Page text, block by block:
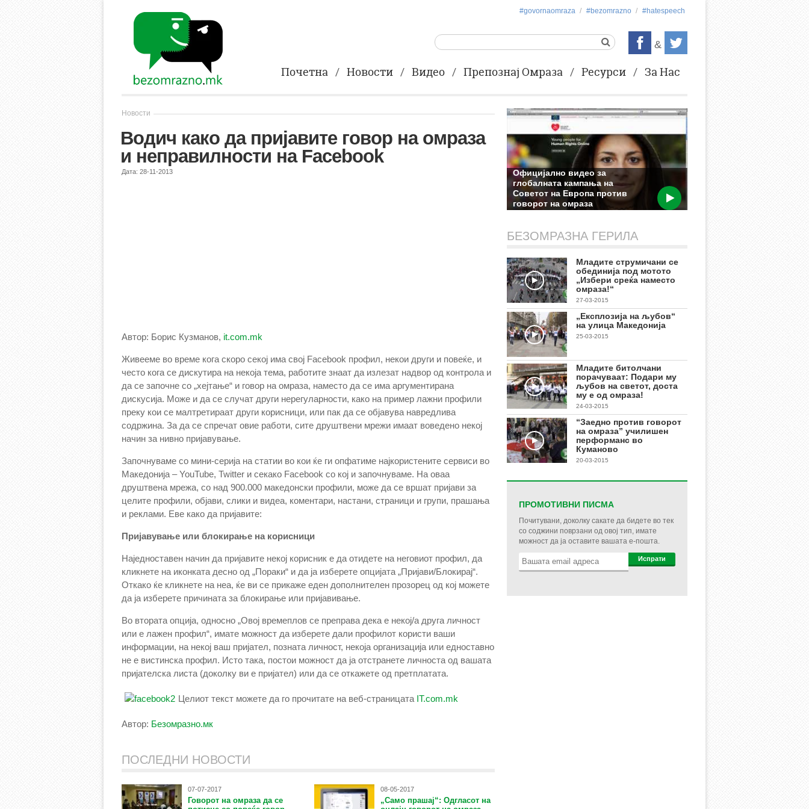
#govornaomraza #bezоmrazno #hatespeech
&
Почетна Новости Видео Препознај Омраза Ресурси За Нас
Новости
Водич како да пријавите говор на омраза
и неправилности на Facebook
Дата: 28-11-2013
Автор: Борис Кузманов, it.com.mk
Живееме во време кога скоро секој има свој Facebook профил, некои други и повеќе, и
често кога се дискутира на некоја тема, работите знаат да излезат надвор од контрола и
да се започне со „хејтање“ и говор на омраза, наместо да се има аргументирана
дискусија. Може и да се случат други нерегуларности, како на пример лажни профили
преку кои се малтретираат други корисници, или пак да се објавува навредлива
содржина. За да се спречат овие работи, сите друштвени мрежи имаат воведено некој
начин за нивно пријавување.
Започнуваме со мини-серија на статии во кои ќе ги опфатиме најкористените сервиси во
Македонија – YouTube, Twitter и секако Facebook со кој и започнуваме. На оваа
друштвена мрежа, со над 900.000 македонски профили, може да се вршат пријави за
целите профили, објави, слики и видеа, коментари, настани, страници и групи, прашања
и реклами. Еве како да пријавите:
Пријавување или блокирање на корисници
Наједноставен начин да пријавите некој корисник е да отидете на неговиот профил, да
кликнете на иконката десно од „Пораки“ и да ја изберете опцијата „Пријави/Блокирај“.
Откако ќе кликнете на неа, ќе ви се прикаже еден дополнителен прозорец од кој можете
да ја изберете причината за блокирање или пријавивање.
Во втората опција, односно „Овој времеплов се преправа дека е некој/а друга личност
или е лажен профил“, имате можност да изберете дали профилот користи ваши
информации, на некој ваш пријател, позната личност, некоја организација или едноставно
не е вистинска профил. Исто така, постои можност да ја отстранете личноста од вашата
пријателска листа (доколку ви е пријател) или да се откажете од претплатата.
Целиот текст можете да го прочитате на веб-страницата IT.com.mk
Автор: Безомразно.мк
ПОСЛЕДНИ НОВОСТИ
07-07-2017
Говорот на омраза да се
08-05-2017
„Само прашај“: Одгласот на
Официјално видео за
глобалната кампања на
Советот на Европа против
говорот на омраза
БЕЗОМРАЗНА ГЕРИЛА
Младите струмичани се
обединија под мотото
„Избери среќа наместо
омраза!“
27-03-2015
„Експлозија на љубов“
на улица Македонија
25-03-2015
Младите битолчани
порачуваат: Подари му
љубов на светот, доста
му е од омраза!
24-03-2015
“Заедно против говорот
на омраза” училишен
перформанс во
Куманово
20-03-2015
ПРОМОТИВНИ ПИСМА
Почитувани, доколку сакате да бидете во тек
со соджини поврзани од овој тип, имате
можност да ја оставите вашата e-пошта.